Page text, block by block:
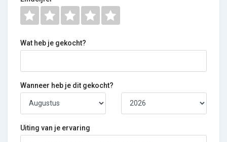
Wat heb je gekocht?
Wanneer heb je dit gekocht?
Uiting van je ervaring